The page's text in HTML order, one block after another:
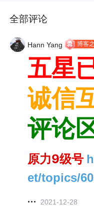
全部评论
Hann Yang 博客
五星
诚信
评论
原力9级号
et/topics/
2021-12-28